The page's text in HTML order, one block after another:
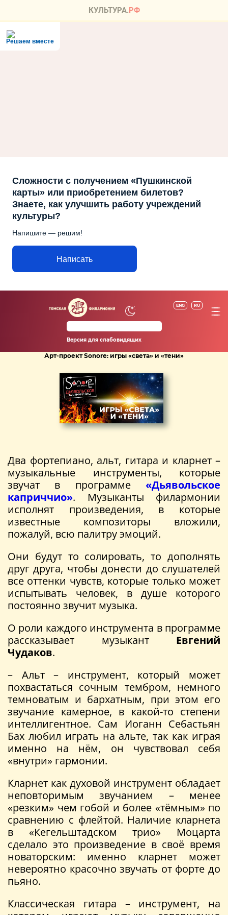
Решаем вместе
Сложности с получением «Пушкинской
карты» или приобретением билетов?
Знаете, как улучшить работу учреждений
культуры?
Напишите — решим!
Написать
ENG RU
Версия для слабовидящих
Арт-проект Sonore: игры «света» и «тени»
Два фортепиано, альт, гитара и кларнет –
музыкальные инструменты, которые
звучат в программе«Дьявольское
каприччио». Музыканты филармонии
исполнят произведения, в которые
известные композиторы вложили,
пожалуй, всю палитру эмоций.
Они будут то солировать, то дополнять
друг друга, чтобы донести до слушателей
все оттенки чувств, которые только может
испытывать человек, в душе которого
постоянно звучит музыка.
О роли каждого инструмента в программе
рассказывает музыкант Евгений
Чудаков.
– Альт – инструмент, который может
похвастаться сочным тембром, немного
темноватым и бархатным, при этом его
звучание камерное, в какой-то степени
интеллигентное. Сам Иоганн Себастьян
Бах любил играть на альте, так как играя
именно на нём, он чувствовал себя
«внутри» гармонии.
Кларнет как духовой инструмент обладает
неповторимым звучанием – менее
«резким» чем гобой и более «тёмным» по
сравнению с флейтой. Наличие кларнета
в «Кегельштадском трио» Моцарта
сделало это произведение в своё время
новаторским: именно кларнет может
невероятно красочно звучать от форте до
пьяно.
Классическая гитара – инструмент, на